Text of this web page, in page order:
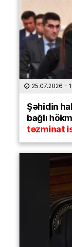
25.07.2026 -
Şəhidin
bağlı
təzminat